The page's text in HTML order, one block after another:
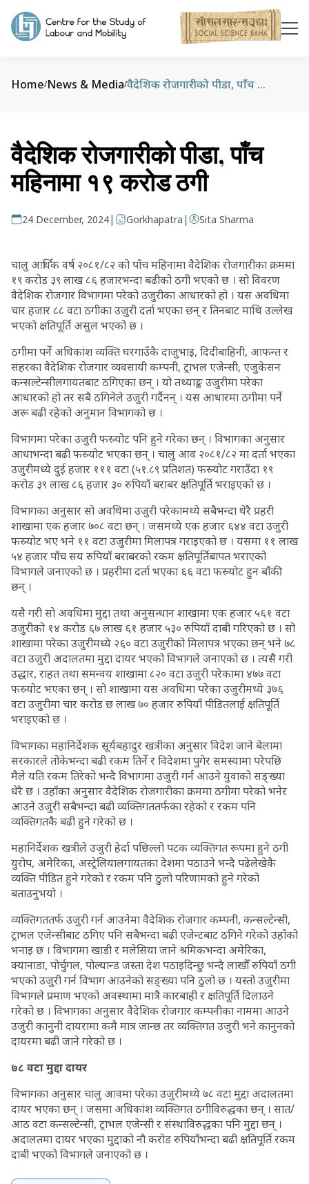
Home/News & Media/ वैदेशिक रोजगारीको पीडा, पाँच महिनामा १९ करोड ठगी
वैदेशिक रोजगारीको पीडा, पाँच
महिनामा १९ करोड ठगी
24 December, 2024| Gorkhapatra | Sita Sharma
चालु आर्थिक वर्ष २०८१/८२ को पाँच महिनामा वैदेशिक रोजगारीका क्रममा
१९ करोड ३९ लाख ८६ हजारभन्दा बढीको ठगी भएको छ । सो विवरण
वैदेशिक रोजगार विभागमा परेको उजुरीका आधारको हो । यस अवधिमा
चार हजार ८८ वटा ठगीका उजुरी दर्ता भएका छन् र तिनबाट माथि उल्लेख
भएको क्षतिपूर्ति असुल भएको छ ।
ठगीमा पर्ने अधिकांश व्यक्ति घरगाउँकै दाजुभाइ, दिदीबाहिनी, आफन्त र
सहरका वैदेशिक रोजगार व्यवसायी कम्पनी, ट्राभल एजेन्सी, एजुकेसन
कन्सल्टेन्सीलगायतबाट ठगिएका छन् । यो तथ्याङ्क उजुरीमा परेका
आधारको हो तर सबै ठगिनेले उजुरी गर्दैनन् । यस आधारमा ठगीमा पर्ने
अरू बढी रहेको अनुमान विभागको छ ।
विभागमा परेका उजुरी फस्र्योट पनि हुने गरेका छन् । विभागका अनुसार
आधाभन्दा बढी फस्र्योट भएका छन् । चालु आव २०८१/८२ मा दर्ता भएका
उजुरीमध्ये दुई हजार १११ वटा (५१.८९ प्रतिशत) फस्र्योट गराउँदा १९
करोड ३९ लाख ८६ हजार ३० रुपियाँ बराबर क्षतिपूर्ति भराइएको छ ।
विभागका अनुसार सो अवधिमा उजुरी परेकामध्ये सबैभन्दा धेरै प्रहरी
शाखामा एक हजार ७०८ वटा छन् । जसमध्ये एक हजार ६४४ वटा उजुरी
फस्र्योट भए भने ११ वटा उजुरीमा मिलापत्र गराइएको छ । यसमा ११ लाख
५४ हजार पाँच सय रुपियाँ बराबरको रकम क्षतिपूर्तिबापत भराएको
विभागले जनाएको छ । प्रहरीमा दर्ता भएका ६६ वटा फस्र्योट हुन बाँकी
छन् ।
यसै गरी सो अवधिमा मुद्दा तथा अनुसन्धान शाखामा एक हजार ५६१ वटा
उजुरीको १४ करोड ६७ लाख ६१ हजार ५३० रुपियाँ दाबी गरिएको छ । सो
शाखामा परेका उजुरीमध्ये २६० वटा उजुरीको मिलापत्र भएका छन् भने ७८
वटा उजुरी अदालतमा मुद्दा दायर भएको विभागले जनाएको छ । त्यसै गरी
उद्धार, राहत तथा समन्वय शाखामा ८२० वटा उजुरी परेकामा ४७७ वटा
फस्र्योट भएका छन् । सो शाखामा यस अवधिमा परेका उजुरीमध्ये ३७६
वटा उजुरीमा चार करोड छ लाख ७० हजार रुपियाँ पीडितलाई क्षतिपूर्ति
भराइएको छ ।
विभागका महानिर्देशक सूर्यबहादुर खत्रीका अनुसार विदेश जाने बेलामा
सरकारले तोकेभन्दा बढी रकम तिर्ने र विदेशमा पुगेर समस्यामा परेपछि
मैले यति रकम तिरेको भन्दै विभागमा उजुरी गर्न आउने युवाको सङ्ख्या
धेरै छ । उहाँका अनुसार वैदेशिक रोजगारीका क्रममा ठगीमा परेको भनेर
आउने उजुरी सबैभन्दा बढी व्यक्तिगततर्फका रहेको र रकम पनि
व्यक्तिगतकै बढी हुने गरेको छ ।
महानिर्देशक खत्रीले उजुरी हेर्दा पछिल्लो पटक व्यक्तिगत रूपमा हुने ठगी
युरोप, अमेरिका, अस्ट्रेलियालगायतका देशमा पठाउने भन्दै पढेलेखेकै
व्यक्ति पीडित हुने गरेको र रकम पनि ठुलो परिणामको हुने गरेको
बताउनुभयो ।
व्यक्तिगततर्फ उजुरी गर्न आउनेमा वैदेशिक रोजगार कम्पनी, कन्सल्टेन्सी,
ट्राभल एजेन्सीबाट ठगिए पनि सबैभन्दा बढी एजेन्टबाट ठगिने गरेको उहाँको
भनाइ छ । विभागमा खाडी र मलेसिया जाने श्रमिकभन्दा अमेरिका,
क्यानाडा, पोर्चुगल, पोल्यान्ड जस्ता देश पठाइदिन्छु भन्दै लाखौँ रुपियाँ ठगी
भएको उजुरी गर्न विभाग आउनेको सङ्ख्या पनि ठुलो छ । यस्तो उजुरीमा
विभागले प्रमाण भएको अवस्थामा मात्रै कारबाही र क्षतिपूर्ति दिलाउने
गरेको छ । विभागका अनुसार वैदेशिक रोजगार कम्पनीका नाममा आउने
उजुरी कानुनी दायरामा कमै मात्र जान्छ तर व्यक्तिगत उजुरी भने कानुनको
दायरमा बढी जाने गरेको छ ।
७८ वटा मुद्दा दायर
विभागका अनुसार चालु आवमा परेका उजुरीमध्ये ७८ वटा मुद्दा अदालतमा
दायर भएका छन् । जसमा अधिकांश व्यक्तिगत ठगीविरुद्धका छन् । सात/
आठ वटा कन्सल्टेन्सी, ट्राभल एजेन्सी र संस्थाविरुद्धका पनि मुद्दा छन् ।
अदालतमा दायर भएका मुद्दाको नौ करोड रुपियाँभन्दा बढी क्षतिपूर्ति रकम
दाबी भएको विभागले जनाएको छ ।